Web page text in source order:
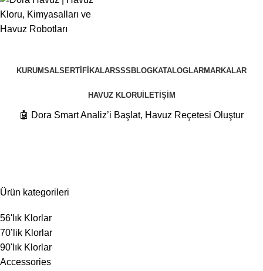
KURUMSALSERTIFIKALARSSS BLOGKATALOGLARMARKALAR
HAVUZ KLORUİLETIŞIM
🤖 Dora Smart Analiz’i Başlat, Havuz Reçetesi Oluştur
Ürün kategorileri
56'lık Klorlar
70’lik Klorlar
90'lık Klorlar
Accessories